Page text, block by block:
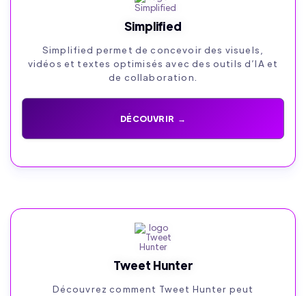
Simplified
Simplified permet de concevoir des visuels,
vidéos et textes optimisés avec des outils d’IA et
de collaboration.
DÉCOUVRIR →
Tweet Hunter
Découvrez comment Tweet Hunter peut